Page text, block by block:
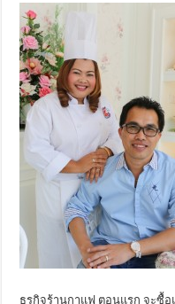
ธุรกิจร้านกาแฟ ตอนแรก จะซื้อ